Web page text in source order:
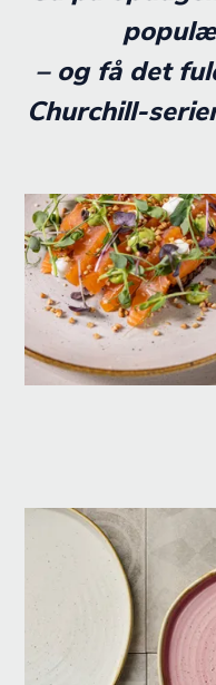
– og få det
Churchill-